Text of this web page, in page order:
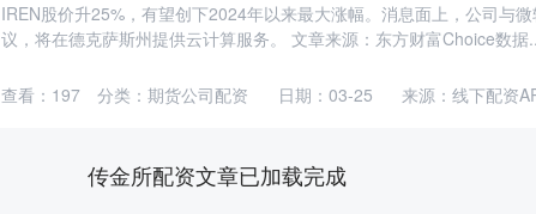
IREN股价升25%，有望创下2024年以来最大涨幅。消息面上，公司与
议，将在德克萨斯州提供云计算服务。 文章来源：东方财富Choice数据
日期：03-25 来源：线下配资
查看： 197 分类： 期货公司配资
传金所配资文章已加载完成